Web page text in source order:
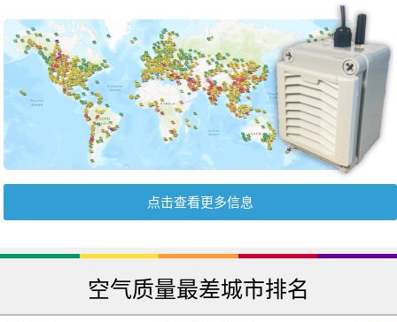
点击查看更多信息
空气质量最差城市排名